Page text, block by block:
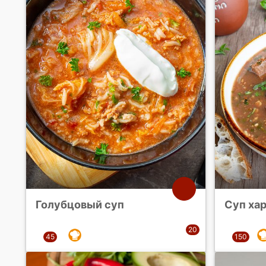
Голубцовый суп Суп